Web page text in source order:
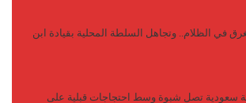
في الظلام.. وتجاهل السلطة المحلية بقيادة ابن
سعودية تصل شبوة وسط احتجاجات قبلية على